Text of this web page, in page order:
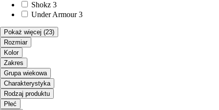
Shokz 3
Under Armour 3
Pokaż więcej (23)
Rozmiar
Kolor
Zakres
Grupa wiekowa
Charakterystyka
Rodzaj produktu
Płeć